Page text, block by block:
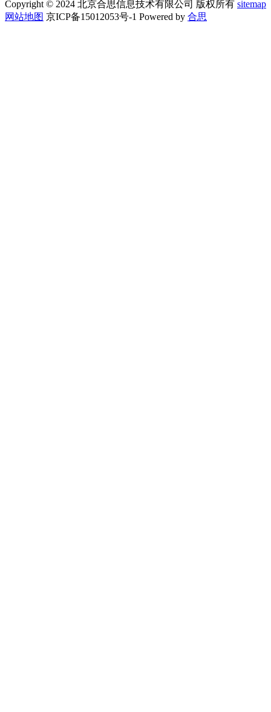
Copyright © 2024 北京合思信息技术有限公司 版权所有 sitemap
网站地图 京ICP备15012053号-1 Powered by 合思